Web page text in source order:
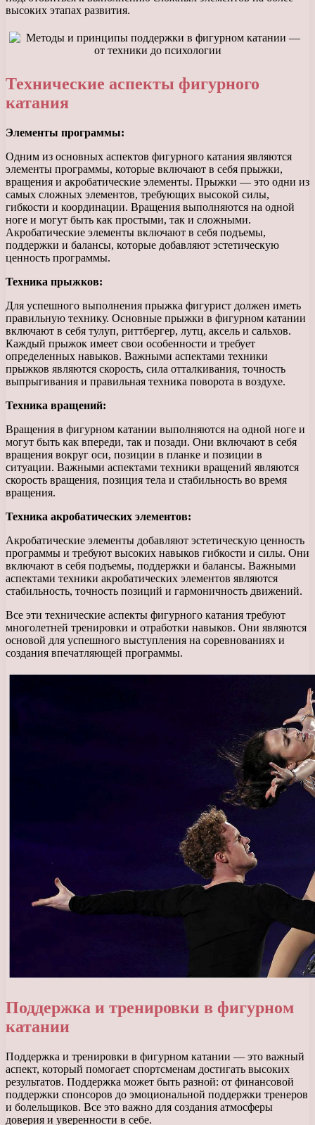
высоких этапах развития.
Технические аспекты фигурного
катания
Элементы программы:
Одним из основных аспектов фигурного катания являются
элементы программы, которые включают в себя прыжки,
вращения и акробатические элементы. Прыжки — это одни из
самых сложных элементов, требующих высокой силы,
гибкости и координации. Вращения выполняются на одной
ноге и могут быть как простыми, так и сложными.
Акробатические элементы включают в себя подъемы,
поддержки и балансы, которые добавляют эстетическую
ценность программы.
Техника прыжков:
Для успешного выполнения прыжка фигурист должен иметь
правильную технику. Основные прыжки в фигурном катании
включают в себя тулуп, риттбергер, лутц, аксель и сальхов.
Каждый прыжок имеет свои особенности и требует
определенных навыков. Важными аспектами техники
прыжков являются скорость, сила отталкивания, точность
выпрыгивания и правильная техника поворота в воздухе.
Техника вращений:
Вращения в фигурном катании выполняются на одной ноге и
могут быть как впереди, так и позади. Они включают в себя
вращения вокруг оси, позиции в планке и позиции в
ситуации. Важными аспектами техники вращений являются
скорость вращения, позиция тела и стабильность во время
вращения.
Техника акробатических элементов:
Акробатические элементы добавляют эстетическую ценность
программы и требуют высоких навыков гибкости и силы. Они
включают в себя подъемы, поддержки и балансы. Важными
аспектами техники акробатических элементов являются
стабильность, точность позиций и гармоничность движений.
Все эти технические аспекты фигурного катания требуют
многолетней тренировки и отработки навыков. Они являются
основой для успешного выступления на соревнованиях и
создания впечатляющей программы.
Поддержка и тренировки в фигурном
катании
Поддержка и тренировки в фигурном катании — это важный
аспект, который помогает спортсменам достигать высоких
результатов. Поддержка может быть разной: от финансовой
поддержки спонсоров до эмоциональной поддержки тренеров
и болельщиков. Все это важно для создания атмосферы
доверия и уверенности в себе.